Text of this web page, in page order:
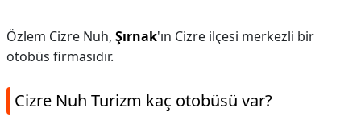
Özlem Cizre Nuh, Şırnak'ın Cizre ilçesi merkezli bir
otobüs firmasıdır.
Cizre Nuh Turizm kaç otobüsü var?